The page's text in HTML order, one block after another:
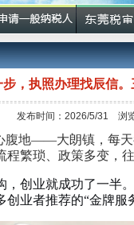
，执照办理找辰信
发布时间：2026/5/31 浏
腹地——大朗镇，每天
繁琐、政策多变，
创业就成功了一半
业者推荐的“金牌服